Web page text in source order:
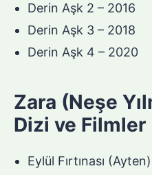
Derin Aşk 2 – 2016
Derin Aşk 3 – 2018
Derin Aşk 4 – 2020
Zara (Neşe
Dizi ve Filmler
Eylül Fırtınası